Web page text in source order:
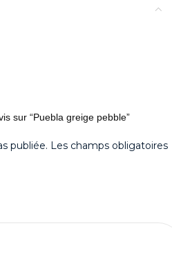
sur “Puebla greige pebble”
publiée. Les champs obligatoires